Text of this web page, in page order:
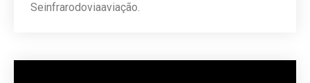
Seinfrarodoviaaviação.